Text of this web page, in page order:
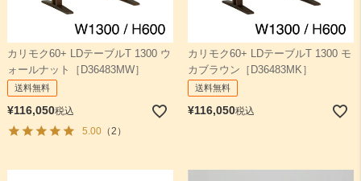
カリモク60+ LDテーブルT 1300 ウ
ォールナット［D36483MW］
送料無料
¥116,050税込
5.00（2）
カリモク60+ LDテーブルT 1300 モ
カブラウン［D36483MK］
送料無料
¥116,050税込